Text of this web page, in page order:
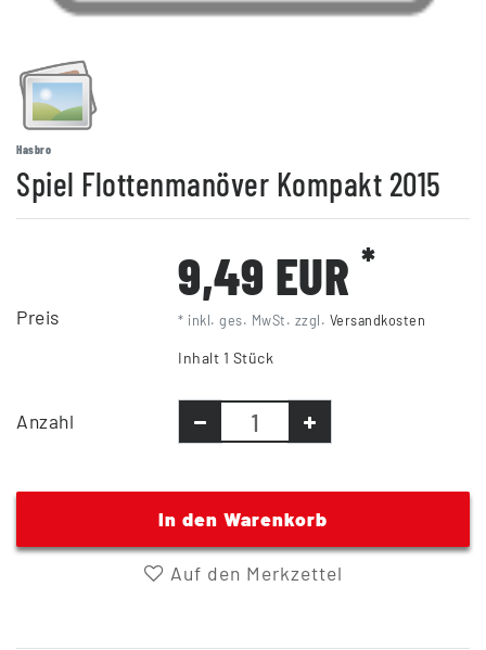
Hasbro
Spiel Flottenmanöver Kompakt 2015
Preis
9,49 EUR *
* inkl. ges. MwSt. zzgl. Versandkosten
Inhalt 1 Stück
Anzahl
In den Warenkorb
Auf den Merkzettel